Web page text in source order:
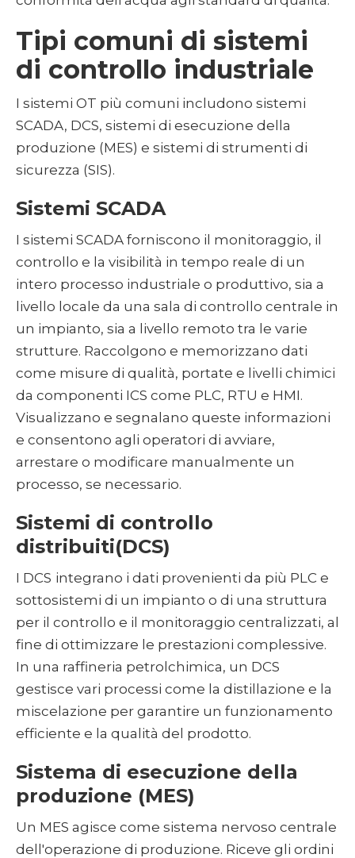
Tipi comuni di sistemi
di controllo industriale
I sistemi OT più comuni includono sistemi
SCADA, DCS, sistemi di esecuzione della
produzione (MES) e sistemi di strumenti di
sicurezza (SIS).
Sistemi SCADA
I sistemi SCADA forniscono il monitoraggio, il
controllo e la visibilità in tempo reale di un
intero processo industriale o produttivo, sia a
livello locale da una sala di controllo centrale in
un impianto, sia a livello remoto tra le varie
strutture. Raccolgono e memorizzano dati
come misure di qualità, portate e livelli chimici
da componenti ICS come PLC, RTU e HMI.
Visualizzano e segnalano queste informazioni
e consentono agli operatori di avviare,
arrestare o modificare manualmente un
processo, se necessario.
Sistemi di controllo
distribuiti(DCS)
I DCS integrano i dati provenienti da più PLC e
sottosistemi di un impianto o di una struttura
per il controllo e il monitoraggio centralizzati, al
fine di ottimizzare le prestazioni complessive.
In una raffineria petrolchimica, un DCS
gestisce vari processi come la distillazione e la
miscelazione per garantire un funzionamento
efficiente e la qualità del prodotto.
Sistema di esecuzione della
produzione (MES)
Un MES agisce come sistema nervoso centrale
dell'operazione di produzione. Riceve gli ordini